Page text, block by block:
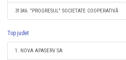
31346. "PROGRESUL" SOCIETATE COOPERATIVĂ
Top judet
1. NOVA APASERV SA